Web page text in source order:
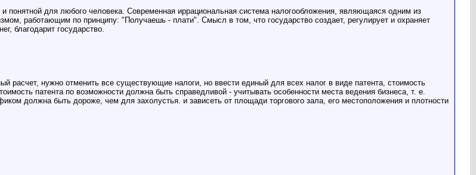
для любого человека. Современная иррациональная система налогообложения, являющаяся одним из
работающим по принципу: "Получаешь - плати". Смысл в том, что государство создает, регулирует и охраняет
благодарит государство.
нужно отменить все существующие налоги, но ввести единый для всех налог в виде патента, стоимость
патента по возможности должна быть справедливой - учитывать особенности места ведения бизнеса, т. е.
должна быть дороже, чем для захолустья. и зависеть от площади торгового зала, его местоположения и плотности